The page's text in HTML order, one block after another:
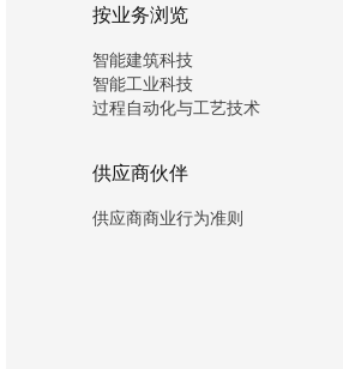
按业务浏览
智能建筑科技
智能工业科技
过程自动化与工艺技术
供应商伙伴
供应商商业行为准则